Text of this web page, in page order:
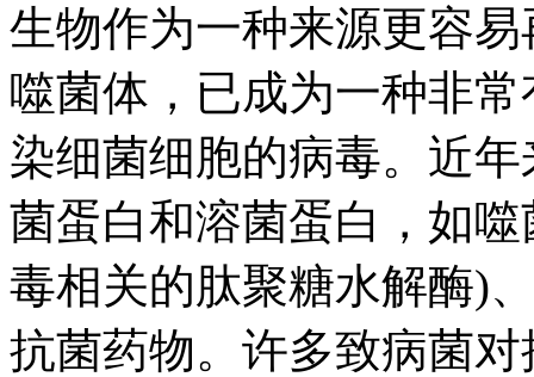
生物作为一种来源更容
噬菌体，已成为一种非
染细菌细胞的病毒。近
菌蛋白和溶菌蛋白，如
毒相关的肽聚糖水解酶)
抗菌药物。许多致病菌